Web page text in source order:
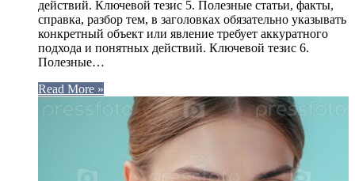
действий. Ключевой тезис 5. Полезные статьи, факты,
справка, разбор тем, в заголовках обязательно указывать
конкретный объект или явление требует аккуратного
подхода и понятных действий. Ключевой тезис 6.
Полезные…
Read More »